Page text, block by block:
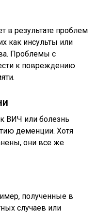
в результате проблем
как инсульты или
Проблемы с
к повреждению
ВИЧ или болезнь
деменции. Хотя
они все же
полученные в
случаев или